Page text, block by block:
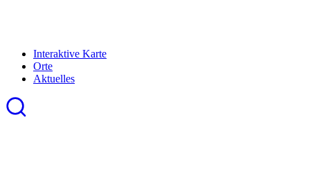
Interaktive Karte
Orte
Aktuelles